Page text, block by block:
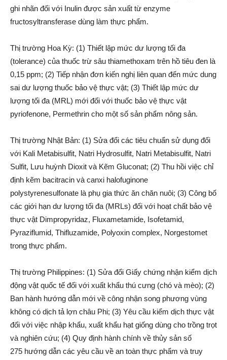
ghi nhãn đối với Inulin được sản xuất từ enzyme
fructosyltransferase dùng làm thực phẩm.
Thị trường Hoa Kỳ: (1) Thiết lập mức dư lượng tối đa
(tolerance) của thuốc trừ sâu thiamethoxam trên hồ tiêu đen là
0,15 ppm; (2) Tiếp nhận đơn kiến nghị liên quan đến mức dung
sai dư lượng thuốc bảo vệ thực vật; (3) Thiết lập mức dư
lượng tối đa (MRL) mới đối với thuốc bảo vệ thực vật
pyriofenone, Permethrin cho một số sản phẩm nông sản.
Thị trường Nhật Bản: (1) Sửa đổi các tiêu chuẩn sử dụng đối
với Kali Metabisulfit, Natri Hydrosulfit, Natri Metabisulfit, Natri
Sulfit, Lưu huỳnh Dioxit và Kẽm Gluconat; (2) Thu hồi việc chỉ
định kẽm bacitracin và canxi halofuginone
polystyrenesulfonate là phụ gia thức ăn chăn nuôi; (3) Công bố
các giới hạn dư lượng tối đa (MRLs) đối với hoạt chất bảo vệ
thực vật Dimpropyridaz, Fluxametamide, Isofetamid,
Pyraziflumid, Thifluzamide, Polyoxin complex, Norgestomet
trong thực phẩm.
Thị trường Philippines: (1) Sửa đổi Giấy chứng nhận kiểm dịch
động vật quốc tế đối với xuất khẩu thú cưng (chó và mèo); (2)
Ban hành hướng dẫn mới về công nhận song phương vùng
không có dịch tả lợn châu Phi; (3) Yêu cầu kiểm dịch thực vật
đối với việc nhập khẩu, xuất khẩu hạt giống dùng cho trồng trọt
và nghiên cứu; (4) Quy định hành chính về thủy sản số
275 hướng dẫn các yêu cầu về an toàn thực phẩm và truy